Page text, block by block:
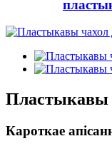
Пластыкавы
Кароткае